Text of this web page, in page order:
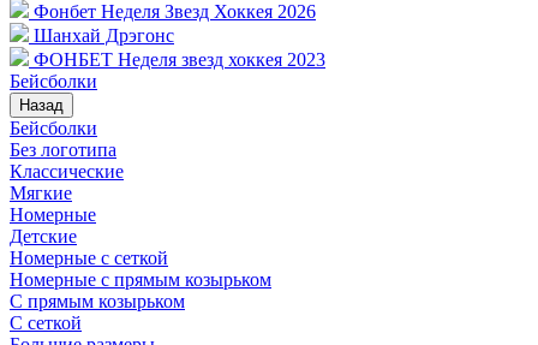
Фонбет Неделя Звезд Хоккея 2026
Шанхай Дрэгонс
ФОНБЕТ Неделя звезд хоккея 2023
Бейсболки
Назад
Бейсболки
Без логотипа
Классические
Мягкие
Номерные
Детские
Номерные с сеткой
Номерные с прямым козырьком
С прямым козырьком
С сеткой